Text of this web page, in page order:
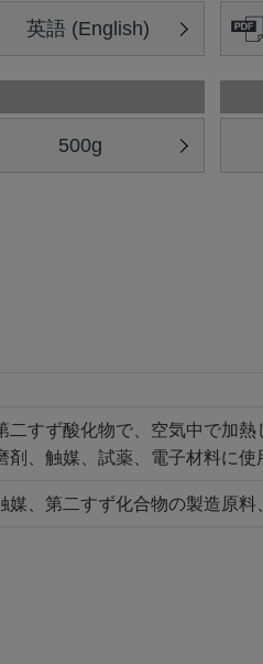
英語 (English)
500g
二すず酸化物で、空気中で加
剤、触媒、試薬、電子材料に使
媒、第二すず化合物の製造原料